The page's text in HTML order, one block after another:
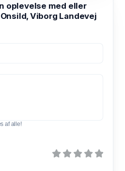
oplevelse med eller
Viborg Landevej
af alle!